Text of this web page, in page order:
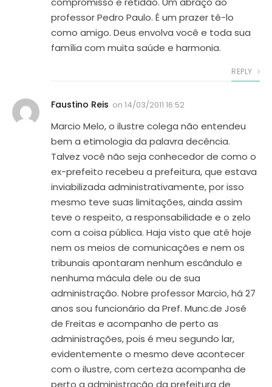
professor Pedro Paulo. É um prazer tê-lo
como amigo. Deus envolva você e toda sua
família com muita saúde e harmonia.
REPLY
Faustino Reis on 14/03/2011 16:52
Marcio Melo, o ilustre colega não entendeu
bem a etimologia da palavra decência.
Talvez você não seja conhecedor de como o
ex-prefeito recebeu a prefeitura, que estava
inviabilizada administrativamente, por isso
mesmo teve suas limitações, ainda assim
teve o respeito, a responsabilidade e o zelo
com a coisa pública. Haja visto que até hoje
nem os meios de comunicações e nem os
tribunais apontaram nenhum escândulo e
nenhuma mácula dele ou de sua
administração. Nobre professor Marcio, há 27
anos sou funcionário da Pref. Munc.de José
de Freitas e acompanho de perto as
administrações, pois é meu segundo lar,
evidentemente o mesmo deve acontecer
com o ilustre, com certeza acompanha de
perto a administração da prefeitura de